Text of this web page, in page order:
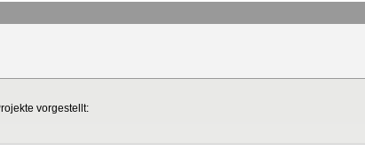
vorgestellt: